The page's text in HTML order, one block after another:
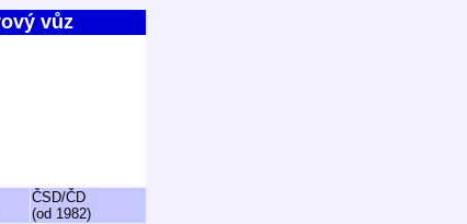
vůz
ČSD/ČD
(od 1982)